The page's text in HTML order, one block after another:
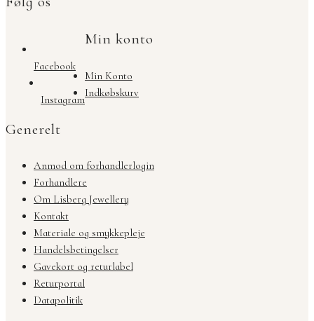
Facebook
Instagram
Min konto
Min Konto
Indkøbskurv
Generelt
Anmod om forhandlerlogin
Forhandlere
Om Lisberg Jewellery
Kontakt
Materiale og smykkepleje
Handelsbetingelser
Gavekort og returlabel
Returportal
Datapolitik